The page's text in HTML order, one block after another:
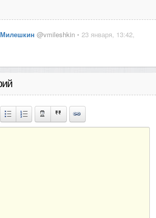
@vmileshkin • 23 января, 13:42,